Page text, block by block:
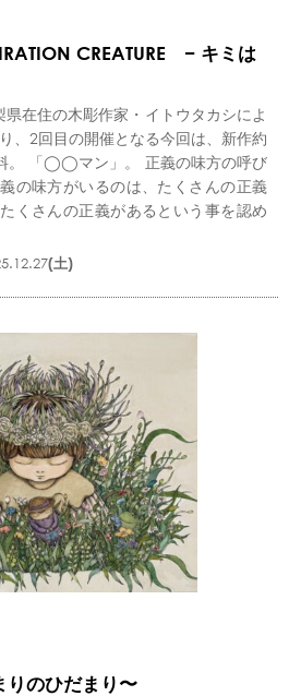
CREATURE − キミは
在住の木彫作家・イトウタカシによ
、2回目の開催となる今回は、新作約
。 「◯◯マン」。 正義の味方の呼び
の味方がいるのは、たくさんの正義
くさんの正義があるという事を認め
(土)
のひだまり〜